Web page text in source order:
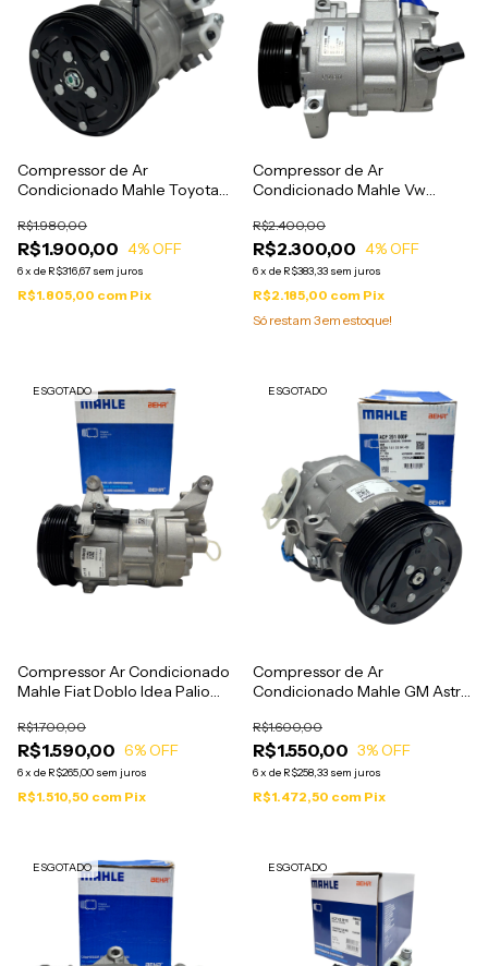
Compressor de Ar
Condicionado Mahle Toyota
ACP423
R$1.900,00
R$1.980,00
4% OFF
6x de R$316,67 sem juros
R$1.805,00 com Pix
Compressor de Ar
Condicionado Mahle Vw
2020 - ACP771
R$2.300,00
R$2.400,00
4% OFF
6x de R$383,33 sem juros
R$2.185,00 com Pix
Só restam 3em estoque!
ESGOTADO
Compressor Ar Condicionado
Mahle Fiat Doblo Idea Palio
Etorq - ACP219
R$1.590,00
R$1.700,00
6% OFF
6x de R$265,00 sem juros
R$1.510,50 com Pix
ESGOTADO
Compressor de Ar
Condicionado Mahle GM Astra
ACP201
R$1.550,00
R$1.600,00
3% OFF
6x de R$258,33 sem juros
R$1.472,50 com Pix
ESGOTADO ESGOTADO